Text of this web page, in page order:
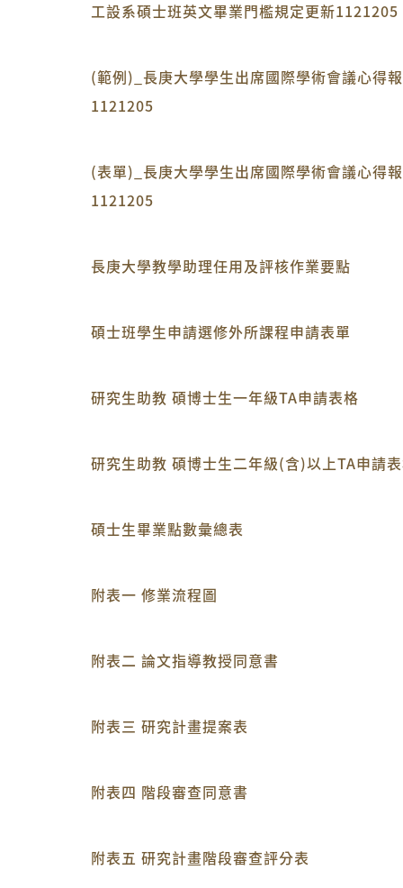
工設系碩士班英文畢業門檻規定更新1121205
(範例)_長庚大學學生出席國際學術會議心得
1121205
(表單)_長庚大學學生出席國際學術會議心得
1121205
長庚大學教學助理任用及評核作業要點
碩士班學生申請選修外所課程申請表單
研究生助教 碩博士生一年級TA申請表格
研究生助教 碩博士生二年級(含)以上TA申請
碩士生畢業點數彙總表
附表一 修業流程圖
附表二 論文指導教授同意書
附表三 研究計畫提案表
附表四 階段審查同意書
附表五 研究計畫階段審查評分表